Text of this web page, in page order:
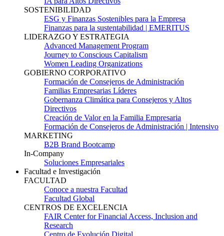
SOSTENIBILIDAD
ESG y Finanzas Sostenibles para la Empresa
Finanzas para la sustentabilidad | EMERITUS
LIDERAZGO Y ESTRATEGIA
Advanced Management Program
Journey to Conscious Capitalism
Women Leading Organizations
GOBIERNO CORPORATIVO
Formación de Consejeros de Administración
Familias Empresarias Líderes
Gobernanza Climática para Consejeros y Altos
Directivos
Creación de Valor en la Familia Empresaria
Formación de Consejeros de Administración | Intensivo
MARKETING
B2B Brand Bootcamp
In-Company
Soluciones Empresariales
Facultad e Investigación
FACULTAD
Conoce a nuestra Facultad
Facultad Global
CENTROS DE EXCELENCIA
FAIR Center for Financial Access, Inclusion and
Research
Centro de Evolución Digital